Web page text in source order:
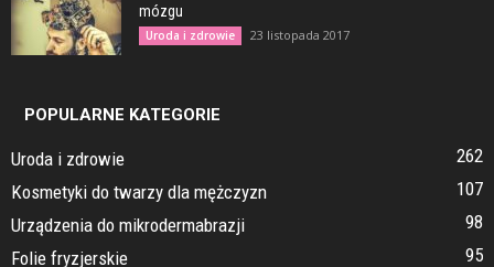
mózgu
Uroda i zdrowie 23 listopada 2017
POPULARNE KATEGORIE
Uroda i zdrowie
262
Kosmetyki do twarzy dla mężczyzn
107
Urządzenia do mikrodermabrazji
98
Folie fryzjerskie
95